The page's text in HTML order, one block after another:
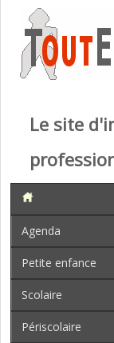
Le site
Agenda
Petite enfance
Scolaire
Périscolaire